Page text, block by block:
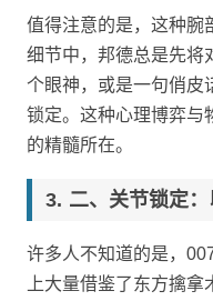
值得注意的是，这种腕
细节中，邦德总是先
个眼神，或是一句俏
锁定。这种心理博弈与
的精髓所在。
二、关节锁定
许多人不知道的是，
上大量借鉴了东方擒